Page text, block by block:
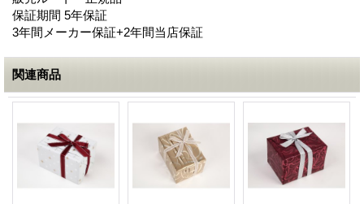
保証期間 5年保証
3年間メーカー保証+2年間当店保証
関連商品